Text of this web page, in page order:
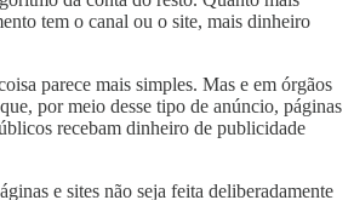
tem o canal ou o site, mais dinheiro
parece mais simples. Mas e em órgãos
por meio desse tipo de anúncio, páginas
recebam dinheiro de publicidade
e sites não seja feita deliberadamente